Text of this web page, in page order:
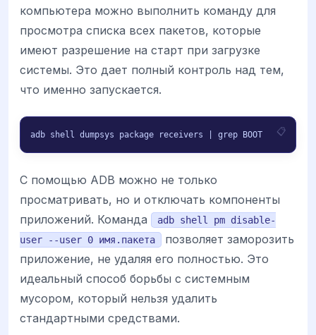
компьютера можно выполнить команду для
просмотра списка всех пакетов, которые
имеют разрешение на старт при загрузке
системы. Это дает полный контроль над тем,
что именно запускается.
adb shell dumpsys package receivers | grep BOOT
С помощью ADB можно не только
просматривать, но и отключать компоненты
приложений. Команда
adb shell pm disable-
user --user 0 имя.пакета
позволяет заморозить
приложение, не удаляя его полностью. Это
идеальный способ борьбы с системным
мусором, который нельзя удалить
стандартными средствами.